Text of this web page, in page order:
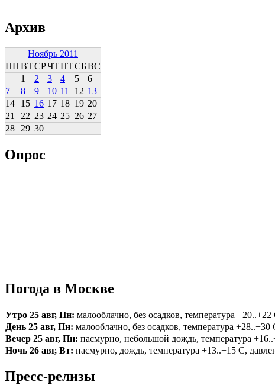
Архив
Ноябрь 2011
ПНВТСРЧТПТСБВС
1
2 3 4 5
6
7
8 9 10 11 12 13
14
15 16 17 18 19 20
21
22 23 24 25 26 27
28
29 30
Опрос
Погода в Москве
Утро 25 авг, Пн: малооблачно, без осадков, температура
День 25 авг, Пн: малооблачно, без осадков, температура
Вечер 25 авг, Пн: пасмурно, небольшой дождь, температура
Ночь 26 авг, Вт: пасмурно, дождь, температура +13..+15 С,
Пресс-релизы